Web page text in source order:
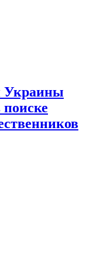
Украины